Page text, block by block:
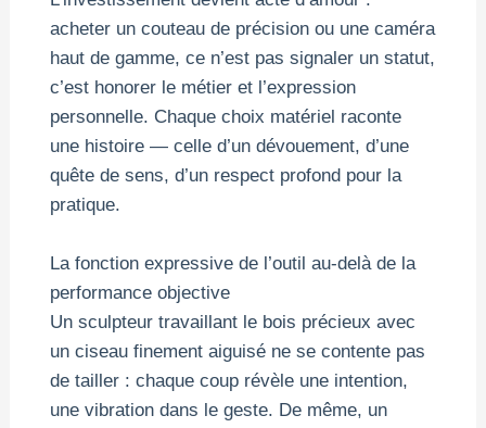
acheter un couteau de précision ou une caméra
haut de gamme, ce n’est pas signaler un statut,
c’est honorer le métier et l’expression
personnelle. Chaque choix matériel raconte
une histoire — celle d’un dévouement, d’une
quête de sens, d’un respect profond pour la
pratique.
La fonction expressive de l’outil au-delà de la
performance objective
Un sculpteur travaillant le bois précieux avec
un ciseau finement aiguisé ne se contente pas
de tailler : chaque coup révèle une intention,
une vibration dans le geste. De même, un